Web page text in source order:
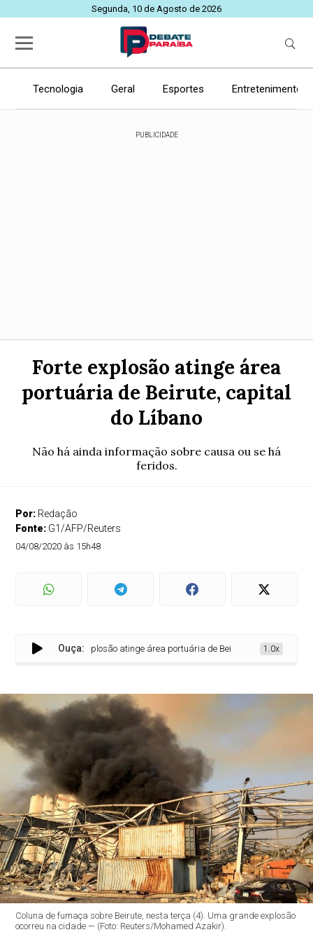
Segunda, 10 de Agosto de 2026
Tecnologia Geral Esportes Entretenimento
PUBLICIDADE
Forte explosão atinge área
portuária de Beirute, capital
do Líbano
Não há ainda informação sobre causa ou se há
feridos.
Por: Redação
Fonte: G1/AFP/Reuters
04/08/2020 às 15h48
Ouça:
Forte explosão atinge área portuária de Beirute, capital do Líbano
1.0x
Coluna de fumaça sobre Beirute, nesta terça (4). Uma grande explosão
ocorreu na cidade — (Foto: Reuters/Mohamed Azakir).